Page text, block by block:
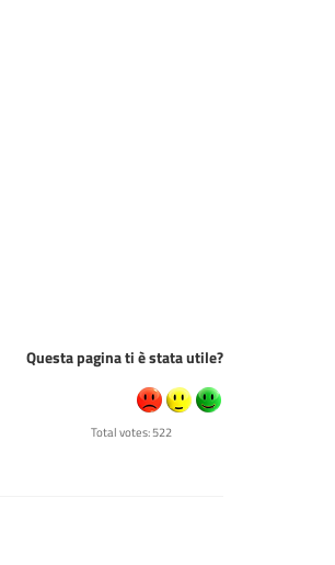
Questa pagina ti è stata utile?
Total votes: 522